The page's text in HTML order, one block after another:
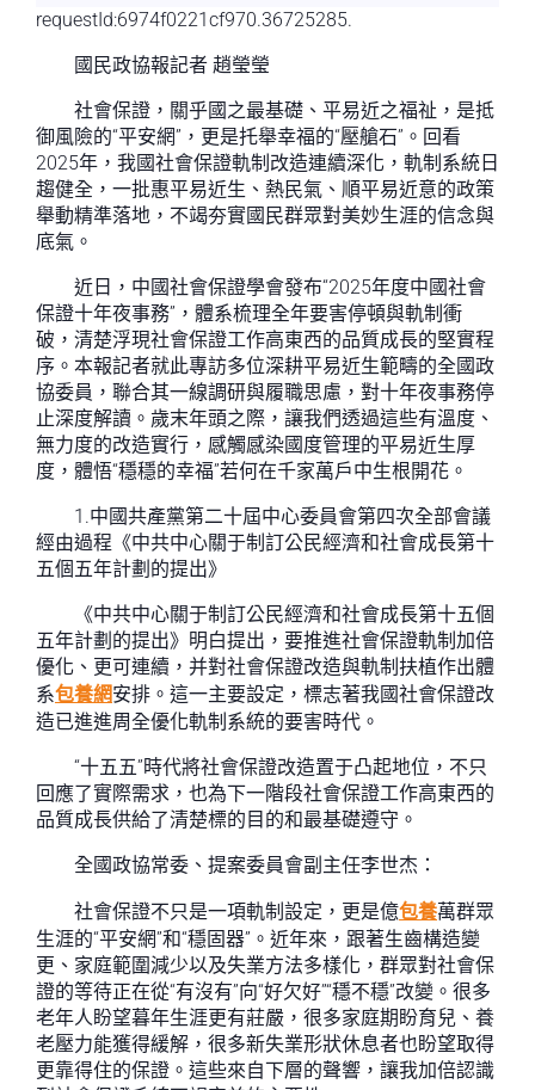
requestId:6974f0221cf970.36725285.
國民政協報記者 趙瑩瑩
社會保證，關乎國之最基礎、平易近之福祉，是抵
御風險的“平安網”，更是托舉幸福的“壓艙石”。回看
2025年，我國社會保證軌制改造連續深化，軌制系統日
趨健全，一批惠平易近生、熱民氣、順平易近意的政策
舉動精準落地，不竭夯實國民群眾對美妙生涯的信念與
底氣。
近日，中國社會保證學會發布“2025年度中國社會
保證十年夜事務”，體系梳理全年要害停頓與軌制衝
破，清楚浮現社會保證工作高東西的品質成長的堅實程
序。本報記者就此專訪多位深耕平易近生範疇的全國政
協委員，聯合其一線調研與履職思慮，對十年夜事務停
止深度解讀。歲末年頭之際，讓我們透過這些有溫度、
無力度的改造實行，感觸感染國度管理的平易近生厚
度，體悟“穩穩的幸福”若何在千家萬戶中生根開花。
1.中國共產黨第二十屆中心委員會第四次全部會議
經由過程《中共中心關于制訂公民經濟和社會成長第十
五個五年計劃的提出》
《中共中心關于制訂公民經濟和社會成長第十五個
五年計劃的提出》明白提出，要推進社會保證軌制加倍
優化、更可連續，并對社會保證改造與軌制扶植作出體
系包養網安排。這一主要設定，標志著我國社會保證改
造已進進周全優化軌制系統的要害時代。
“十五五”時代將社會保證改造置于凸起地位，不只
回應了實際需求，也為下一階段社會保證工作高東西的
品質成長供給了清楚標的目的和最基礎遵守。
全國政協常委、提案委員會副主任李世杰：
社會保證不只是一項軌制設定，更是億包養萬群眾
生涯的“平安網”和“穩固器”。近年來，跟著生齒構造變
更、家庭範圍減少以及失業方法多樣化，群眾對社會保
證的等待正在從“有沒有”向“好欠好”“穩不穩”改變。很多
老年人盼望暮年生涯更有莊嚴，很多家庭期盼育兒、養
老壓力能獲得緩解，很多新失業形狀休息者也盼望取得
更靠得住的保證。這些來自下層的聲響，讓我加倍認識